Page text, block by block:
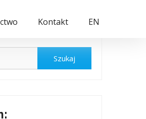
Kontakt EN